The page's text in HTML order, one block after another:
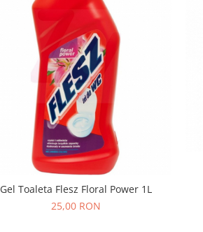
Gel Toaleta Flesz Floral Power 1L
25,00 RON